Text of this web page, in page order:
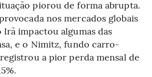
piorou de forma abrupta.
nos mercados globais
impactou algumas das
e o Nimitz, fundo carro-
a pior perda mensal de